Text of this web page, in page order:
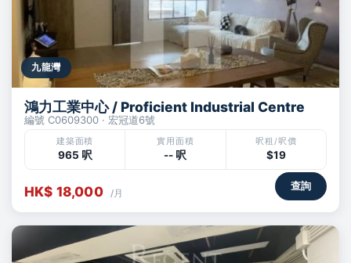
九龍灣
鴻力工業中心 / Proficient Industrial Centre
編號 C0609300 · 宏冠道6號
建築面積
965 呎
實用面積
-- 呎
呎租/呎價
$19
HK$ 18,000 /月
查詢